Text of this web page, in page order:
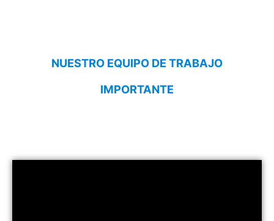
NUESTRO EQUIPO DE TRABAJO
IMPORTANTE